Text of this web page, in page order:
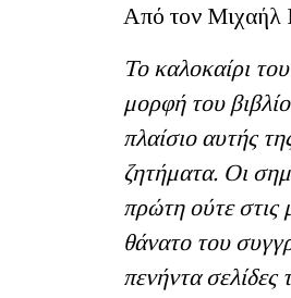
Από τον Μιχαήλ
Το καλοκαίρι
μορφή του
πλαίσιο αυτής
ζητήματα. Οι
πρώτη ούτε στις
θάνατο του
πενήντα